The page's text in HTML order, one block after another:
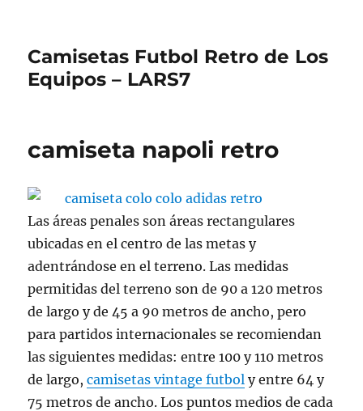
Camisetas Futbol Retro de Los
Equipos – LARS7
camiseta napoli retro
Las áreas penales son áreas rectangulares
ubicadas en el centro de las metas y
adentrándose en el terreno. Las medidas
permitidas del terreno son de 90 a 120 metros
de largo y de 45 a 90 metros de ancho, pero
para partidos internacionales se recomiendan
las siguientes medidas: entre 100 y 110 metros
de largo,camisetas vintage futbol y entre 64 y
75 metros de ancho. Los puntos medios de cada